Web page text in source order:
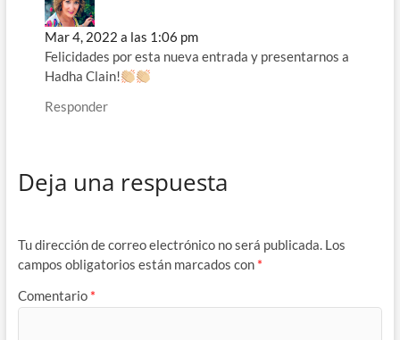
Mar 4, 2022 a las 1:06 pm
Felicidades por esta nueva entrada y presentarnos a
Hadha Clain!
Responder
Deja una respuesta
Tu dirección de correo electrónico no será publicada. Los
campos obligatorios están marcados con *
Comentario *